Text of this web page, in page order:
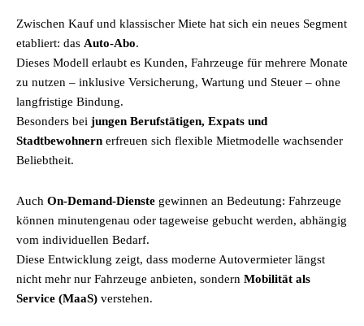
Zwischen Kauf und klassischer Miete hat sich ein neues Segment
etabliert: das Auto-Abo.
Dieses Modell erlaubt es Kunden, Fahrzeuge für mehrere Monate
zu nutzen – inklusive Versicherung, Wartung und Steuer – ohne
langfristige Bindung.
Besonders bei jungen Berufstätigen, Expats und
Stadtbewohnern erfreuen sich flexible Mietmodelle wachsender
Beliebtheit.
Auch On-Demand-Dienste gewinnen an Bedeutung: Fahrzeuge
können minutengenau oder tageweise gebucht werden, abhängig
vom individuellen Bedarf.
Diese Entwicklung zeigt, dass moderne Autovermieter längst
nicht mehr nur Fahrzeuge anbieten, sondern Mobilität als
Service (MaaS) verstehen.